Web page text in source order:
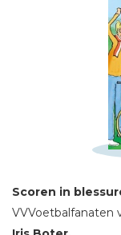
Scoren in
VVVoetbalfanaten
Schrijf hieronder
Sterren